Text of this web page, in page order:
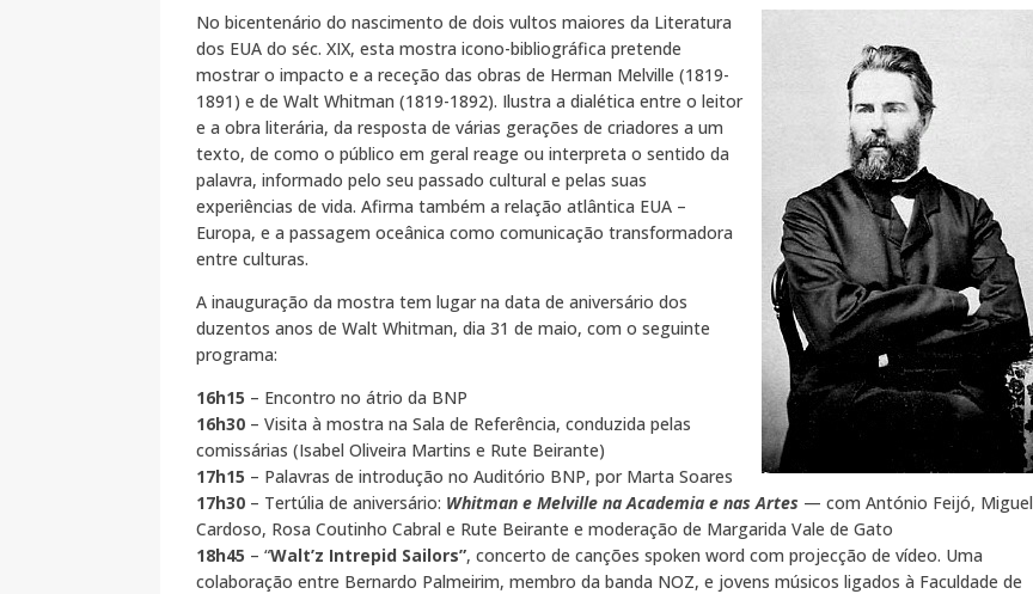
No bicentenário do nascimento de dois vultos maiores da Literatura
dos EUA do séc. XIX, esta mostra icono-bibliográfica pretende
mostrar o impacto e a receção das obras de Herman Melville (1819-
1891) e de Walt Whitman (1819-1892). Ilustra a dialética entre o leitor
e a obra literária, da resposta de várias gerações de criadores a um
texto, de como o público em geral reage ou interpreta o sentido da
palavra, informado pelo seu passado cultural e pelas suas
experiências de vida. Afirma também a relação atlântica EUA –
Europa, e a passagem oceânica como comunicação transformadora
entre culturas.
A inauguração da mostra tem lugar na data de aniversário dos
duzentos anos de Walt Whitman, dia 31 de maio, com o seguinte
programa:
16h15 – Encontro no átrio da BNP
16h30 – Visita à mostra na Sala de Referência, conduzida pelas
comissárias (Isabel Oliveira Martins e Rute Beirante)
17h15 – Palavras de introdução no Auditório BNP, por Marta Soares
17h30 – Tertúlia de aniversário: Whitman e Melville na Academia e nas Artes — com António Feijó, Miguel
Cardoso, Rosa Coutinho Cabral e Rute Beirante e moderação de Margarida Vale de Gato
18h45 – “Walt’z Intrepid Sailors”, concerto de canções spoken word com projecção de vídeo. Uma
colaboração entre Bernardo Palmeirim, membro da banda NOZ, e jovens músicos ligados à Faculdade de